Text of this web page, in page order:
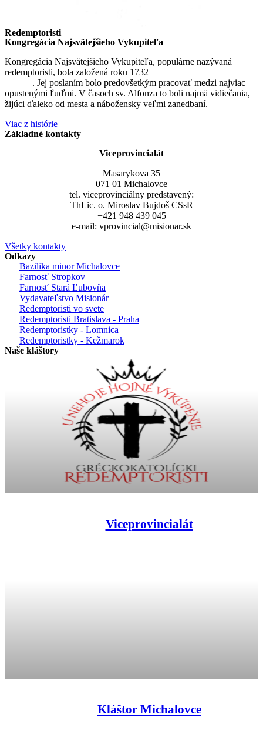
Redemptoristi
Kongregácia Najsvätejšieho Vykupiteľa
Kongregácia Najsvätejšieho Vykupiteľa, populárne nazývaná
redemptoristi, bola založená roku 1732
. Jej poslaním bolo predovšetkým pracovať medzi najviac
opustenými ľuďmi. V časoch sv. Alfonza to boli najmä vidiečania,
žijúci ďaleko od mesta a nábožensky veľmi zanedbaní.
Viac z histórie
Základné kontakty
Viceprovincialát
Masarykova 35
071 01 Michalovce
tel. viceprovinciálny predstavený:
ThLic. o. Miroslav Bujdoš CSsR
+421 948 439 045
e-mail: vprovincial@misionar.sk
Všetky kontakty
Odkazy
Bazilika minor Michalovce
Farnosť Stropkov
Farnosť Stará Ľubovňa
Vydavateľstvo Misionár
Redemptoristi vo svete
Redemptoristi Bratislava - Praha
Redemptoristky - Lomnica
Redemptoristky - Kežmarok
Naše kláštory
Viceprovincialát
Kláštor Michalovce